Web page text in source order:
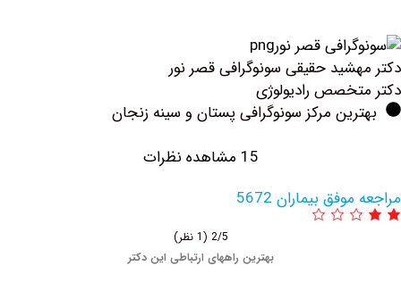
حقیقی سونوگرافی قصر نور
رادیولوژی
مرکز سونوگرافی پستان و سینه زنجان
بیماران 5672
بهترین راههای ارتباطی این دکتر